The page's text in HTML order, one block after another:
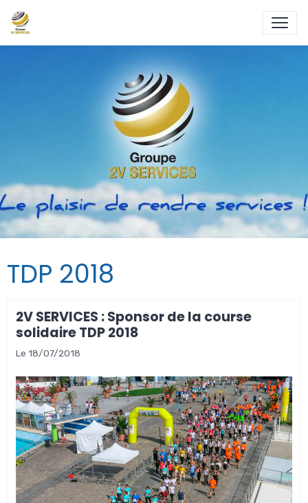
TDP 2018
2V SERVICES : Sponsor de la course
solidaire TDP 2018
Le 18/07/2018